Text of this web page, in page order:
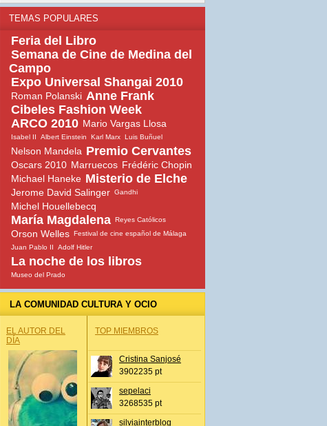
TEMAS POPULARES
Feria del Libro
Semana de Cine de Medina del
Campo
Expo Universal Shangai 2010
Roman Polanski Anne Frank
Cibeles Fashion Week
ARCO 2010 Mario Vargas Llosa
Isabel II Albert Einstein Karl Marx Luis Buñuel
Nelson Mandela Premio Cervantes
Oscars 2010 Marruecos Frédéric Chopin
Michael Haneke Misterio de Elche
Jerome David Salinger Gandhi
Michel Houellebecq
María Magdalena Reyes Católicos
Orson Welles Festival de cine español de Málaga
Juan Pablo II
Adolf Hitler
La noche de los libros
Museo del Prado
LA COMUNIDAD CULTURA Y OCIO
EL AUTOR DEL
DÍA
TOP MIEMBROS
Cristina Sanjosé
3902235 pt
sepelaci
3268535 pt
silviainterblog